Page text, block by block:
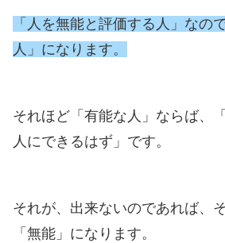
「人を無能と評価する人」なの
人」になります。
それほど「有能な人」ならば、
人にできるはず」です。
それが、出来ないのであれば、
「無能」になります。